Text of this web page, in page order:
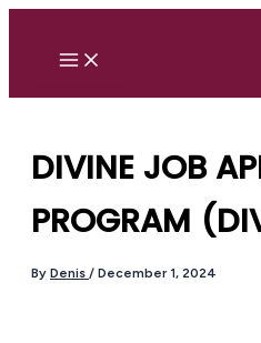
Skip
content
DIVINE JOB
PROGRAM
By Denis / December 1, 2024